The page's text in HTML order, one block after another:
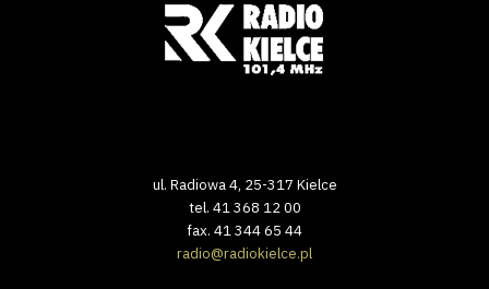
ul. Radiowa 4, 25-317 Kielce
tel. 41 368 12 00
fax. 41 344 65 44
radio@radiokielce.pl